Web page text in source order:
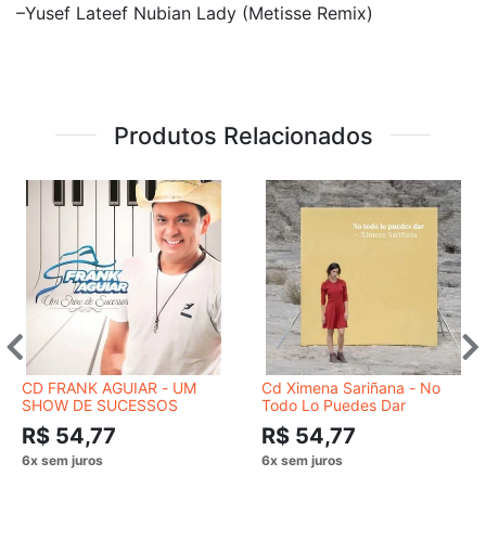
–Yusef Lateef Nubian Lady (Metisse Remix)
Produtos Relacionados
CD FRANK AGUIAR - UM
SHOW DE SUCESSOS
R$ 54,77
Cd Ximena Sariñana - No
Todo Lo Puedes Dar
R$ 54,77